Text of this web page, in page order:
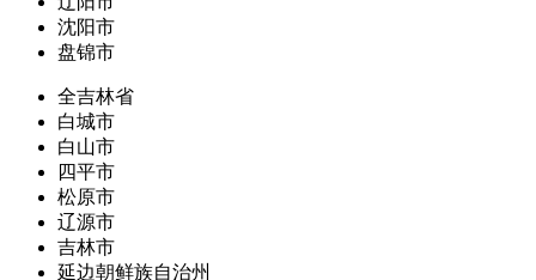
沈阳市
盘锦市
全吉林省
白城市
白山市
四平市
松原市
辽源市
吉林市
延边朝鲜族自治州